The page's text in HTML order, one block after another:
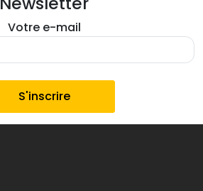
Votre e-mail